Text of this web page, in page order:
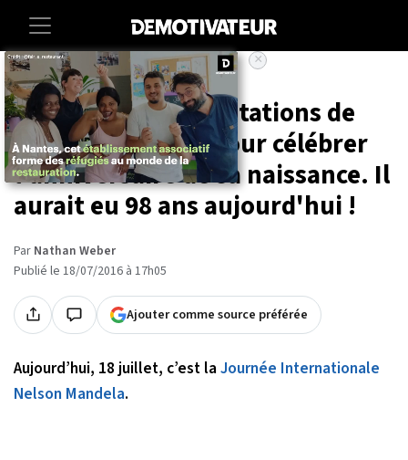
Accueil Societe Culture
Les 14 plus belles citations de
Nelson Mandela, pour célébrer
l'anniversaire de sa naissance. Il
aurait eu 98 ans aujourd'hui !
Par Nathan Weber
Publié le 18/07/2016 à 17h05
Ajouter comme source préférée
Aujourd’hui, 18 juillet, c’est la Journée Internationale
Nelson Mandela.
×